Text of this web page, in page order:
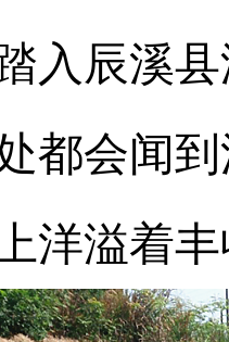
入辰溪
都会闻
洋溢着